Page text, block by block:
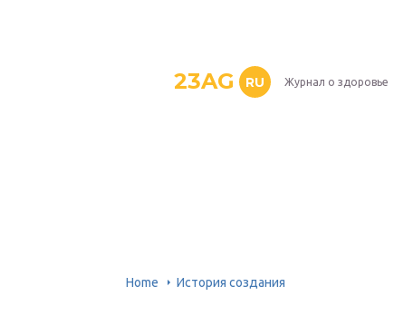
23AG RU Журнал о здоровье
Home История создания